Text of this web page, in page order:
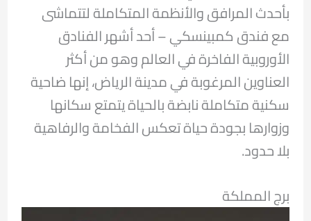
بأحدث المرافق والأنظمة المتكاملة لتتماشى
مع فندق كمبينسكي – أحد أشهر الفنادق
الأوروبية الفاخرة في العالم وهو من أكثر
العناوين المرغوبة في مدينة الرياض، إنها ضاحية
سكنية متكاملة نابضة بالحياة يتمتع سكانها
وزوارها بجودة حياة تعكس الفخامة والرفاهية
بلا حدود.
برج المملكة